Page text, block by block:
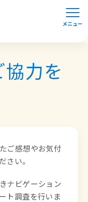
メニュー
力を
ご感想やお気付
さい。
ナビゲーション
ト調査を行いま